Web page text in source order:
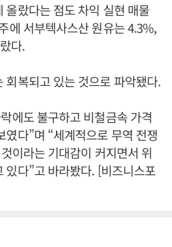
올랐다는 점도 차익 실현 매물
에 서부텍사스산 원유는 4.3%,
다.
회복되고 있는 것으로 파악됐다.
에도 불구하고 비철금속 가격
다”며 “세계적으로 무역 전쟁
이라는 기대감이 커지면서 위
있다”고 바라봤다. [비즈니스포